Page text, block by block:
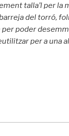
talla’l per la
del torró,
poder
per a una